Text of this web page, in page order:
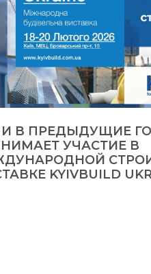
И В ПРЕДЫДУЩИЕ
УЧАСТИЕ В
KYIVBUILD